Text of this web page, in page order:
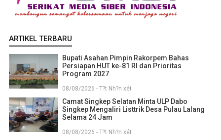
ARTIKEL TERBARU
Bupati Asahan Pimpin Rakorpem Bahas
Persiapan HUT ke-81 RI dan Prioritas
Program 2027
08/08/2026 - T?t Nh?n xét
Camat Singkep Selatan Minta ULP Dabo
Singkep Mengaliri Listtrik Desa Pulau Lalang
Selama 24 Jam
08/08/2026 - T?t Nh?n xét